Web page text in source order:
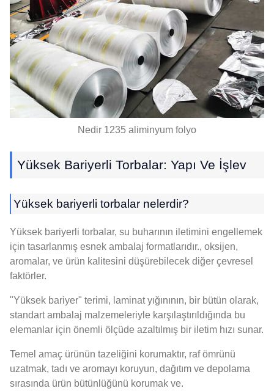
Nedir 1235 aliminyum folyo
Yüksek Bariyerli Torbalar: Yapı Ve İşlev
Yüksek bariyerli torbalar nelerdir?
Yüksek bariyerli torbalar, su buharının iletimini engellemek
için tasarlanmış esnek ambalaj formatlarıdır., oksijen,
aromalar, ve ürün kalitesini düşürebilecek diğer çevresel
faktörler.
"Yüksek bariyer" terimi, laminat yığınının, bir bütün olarak,
standart ambalaj malzemeleriyle karşılaştırıldığında bu
elemanlar için önemli ölçüde azaltılmış bir iletim hızı sunar.
Temel amaç ürünün tazeliğini korumaktır, raf ömrünü
uzatmak, tadı ve aromayı koruyun, dağıtım ve depolama
sırasında ürün bütünlüğünü korumak ve.